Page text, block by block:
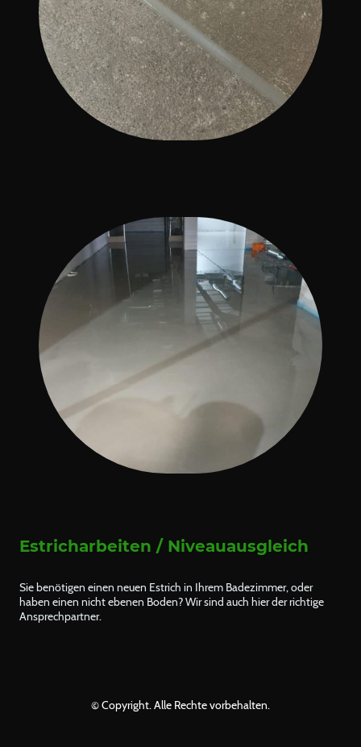
Estricharbeiten / Niveauausgleich
Sie benötigen einen neuen Estrich in Ihrem Badezimmer, oder
haben einen nicht ebenen Boden? Wir sind auch hier der richtige
Ansprechpartner.
© Copyright. Alle Rechte vorbehalten.